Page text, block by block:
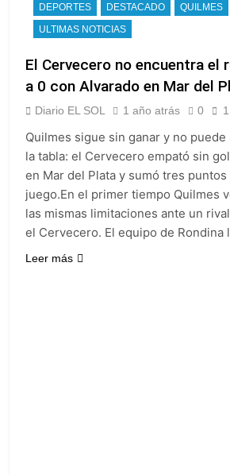
DEPORTES DESTACADO
QUILMES
ULTIMAS NOTICIAS
El Cervecero no encuentra el
a 0 con Alvarado en Mar del
Diario EL SOL 1 año atrás 0
Quilmes sigue sin ganar y no
la tabla: el Cervecero empató sin
en Mar del Plata y sumó tres puntos
juego.En el primer tiempo Quilmes
las mismas limitaciones ante un
el Cervecero. El equipo de Rondina
Leer más